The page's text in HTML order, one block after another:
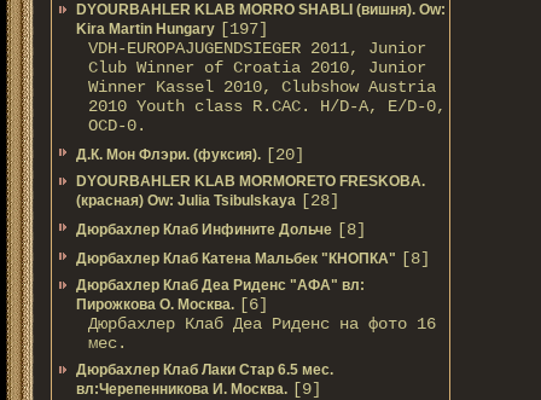
DYOURBAHLER KLAB MORRO SHABLI (вишня). Ow:
Kira Martin Hungary [197]
VDH-EUROPAJUGENDSIEGER 2011, Junior
Club Winner of Croatia 2010, Junior
Winner Kassel 2010, Clubshow Austria
2010 Youth class R.CAC. Н/D-A, E/D-0,
OCD-0.
Д.К. Мон Флэри. (фуксия). [20]
DYOURBAHLER KLAB MORMORETO FRESKOBA.
(красная) Ow: Julia Tsibulskaya [28]
Дюрбахлер Клаб Инфините Дольче [8]
Дюрбахлер Клаб Катена Мальбек "КНОПКА" [8]
Дюрбахлер Клаб Деа Риденс "АФА" вл:
Пирожкова О. Москва. [6]
Дюрбахлер Клаб Деа Риденс на фото 16
мес.
Дюрбахлер Клаб Лаки Стар 6.5 мес.
вл:Черепенникова И. Москва. [9]